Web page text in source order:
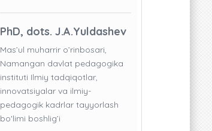
PhD, dots. J.A.Yuldashev
Mas’ul muharrir o’rinbosari,
Namangan davlat pedagogika
instituti Ilmiy tadqiqotlar,
innovatsiyalar va ilmiy-
pedagogik kadrlar tayyorlash
bo'limi boshlig’i